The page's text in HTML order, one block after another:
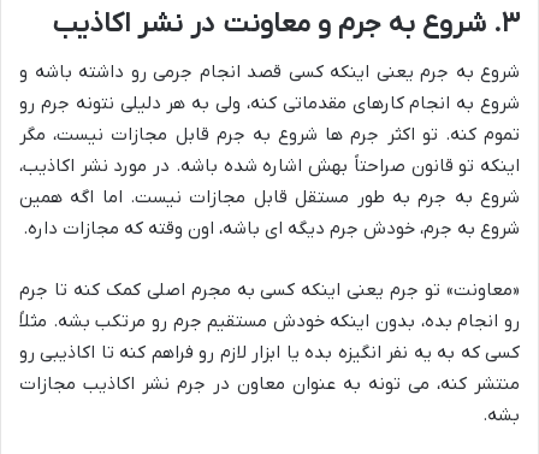
۳. شروع به جرم و معاونت در نشر اکاذیب
شروع به جرم یعنی اینکه کسی قصد انجام جرمی رو داشته باشه و
شروع به انجام کارهای مقدماتی کنه، ولی به هر دلیلی نتونه جرم رو
تموم کنه. تو اکثر جرم ها شروع به جرم قابل مجازات نیست، مگر
اینکه تو قانون صراحتاً بهش اشاره شده باشه. در مورد نشر اکاذیب،
شروع به جرم به طور مستقل قابل مجازات نیست. اما اگه همین
شروع به جرم، خودش جرم دیگه ای باشه، اون وقته که مجازات داره.
«معاونت» تو جرم یعنی اینکه کسی به مجرم اصلی کمک کنه تا جرم
رو انجام بده، بدون اینکه خودش مستقیم جرم رو مرتکب بشه. مثلاً
کسی که به یه نفر انگیزه بده یا ابزار لازم رو فراهم کنه تا اکاذیبی رو
منتشر کنه، می تونه به عنوان معاون در جرم نشر اکاذیب مجازات
بشه.